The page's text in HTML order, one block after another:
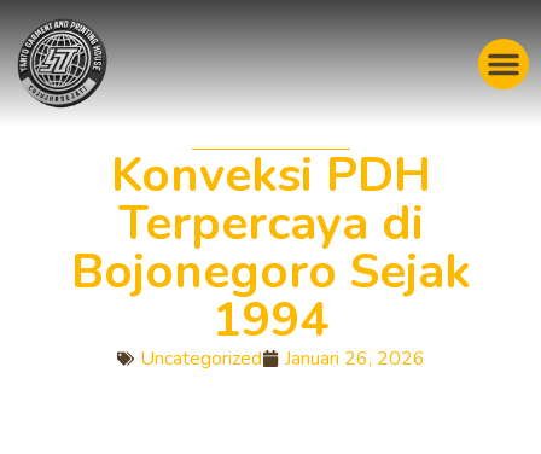
Konveksi PDH
Terpercaya di
Bojonegoro Sejak
1994
Uncategorized Januari 26, 2026